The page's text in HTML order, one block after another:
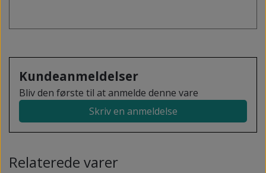
Kundeanmeldelser
Bliv den første til at anmelde denne vare
Skriv en anmeldelse
Relaterede varer